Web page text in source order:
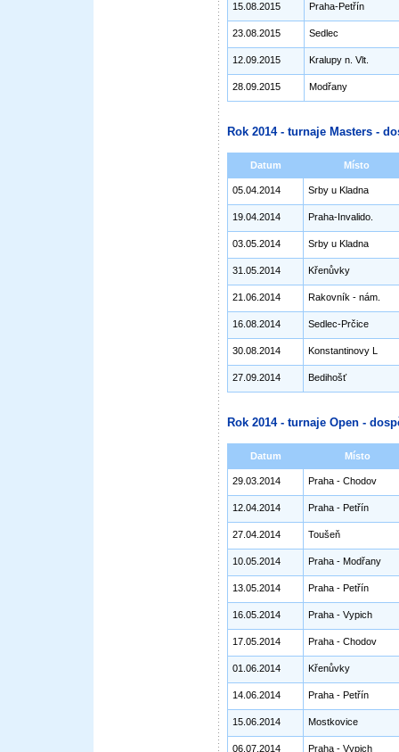
15.08.2015 Praha-Petřín
23.08.2015 Sedlec
12.09.2015 Kralupy n. Vlt.
28.09.2015 Modřany
Rok 2014 - turnaje Masters -
Datum Místo
05.04.2014 Srby u Kladna
19.04.2014 Praha-Invalido.
03.05.2014 Srby u Kladna
31.05.2014 Křenůvky
21.06.2014 Rakovník - nám.
16.08.2014 Sedlec-Prčice
30.08.2014 Konstantinovy L
27.09.2014 Bedihošť
Rok 2014 - turnaje Open -
Datum Místo
29.03.2014 Praha - Chodov
12.04.2014 Praha - Petřín
27.04.2014 Toušeň
10.05.2014 Praha - Modřany
13.05.2014 Praha - Petřín
16.05.2014 Praha - Vypich
17.05.2014 Praha - Chodov
01.06.2014 Křenůvky
14.06.2014 Praha - Petřín
15.06.2014 Mostkovice
06.07.2014 Praha - Vypich